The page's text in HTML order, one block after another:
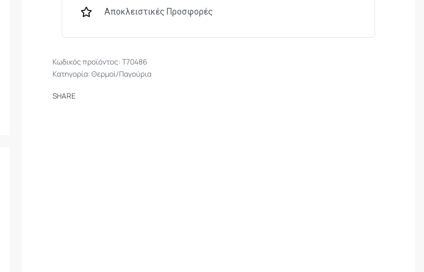
Αποκλειστικές Προσφορές
T70486
Κατηγορία:Θερμοί/Παγούρια
SHARE